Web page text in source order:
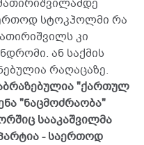
სტოკჰოლმი რა
კი
ან საქმის
რაღაცაზე.
"ქართულ
"ნაცმოძრაობა"
სააკაშვილმა
- საერთოდ